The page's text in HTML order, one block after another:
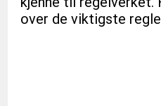
over de viktigste